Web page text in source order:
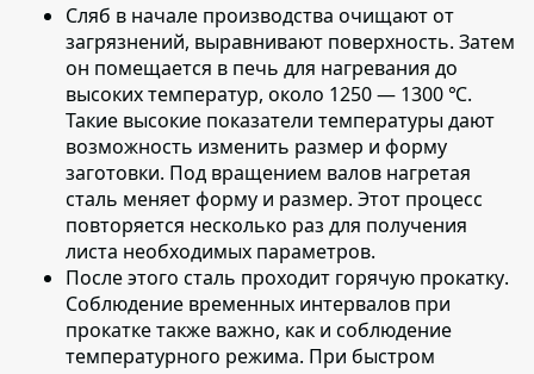
Сляб в начале производства очищают от
загрязнений, выравнивают поверхность. Затем
он помещается в печь для нагревания до
высоких температур, около 1250 — 1300 ℃.
Такие высокие показатели температуры дают
возможность изменить размер и форму
заготовки. Под вращением валов нагретая
сталь меняет форму и размер. Этот процесс
повторяется несколько раз для получения
листа необходимых параметров.
После этого сталь проходит горячую прокатку.
Соблюдение временных интервалов при
прокатке также важно, как и соблюдение
температурного режима. При быстром